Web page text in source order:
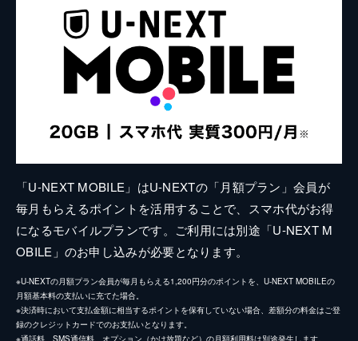
「U-NEXT MOBILE」はU-NEXTの「月額プラン」会員が
毎月もらえるポイントを活用することで、スマホ代がお得
になるモバイルプランです。ご利用には別途「U-NEXT M
OBILE」のお申し込みが必要となります。
※U-NEXTの月額プラン会員が毎月もらえる1,200円分のポイントを、U-NEXT MOBILEの
月額基本料の支払いに充てた場合。
※決済時において支払金額に相当するポイントを保有していない場合、差額分の料金はご登
録のクレジットカードでのお支払いとなります。
※通話料、SMS通信料、オプション（かけ放題など）の月額利用料は別途発生します。